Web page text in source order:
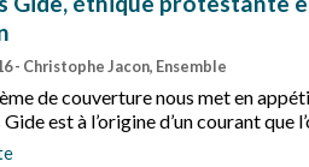
- Christophe Jacon, Ensemble
de couverture nous met en
Gide est à l’origine d’un courant que
"économie sociale et solidaire" ».